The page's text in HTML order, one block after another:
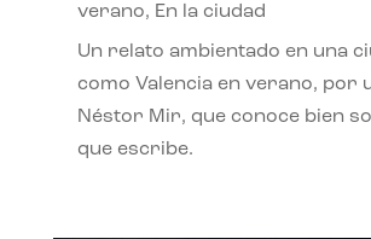
verano, En la ciudad
Un relato ambientado en una
como Valencia en verano, por
Néstor Mir, que conoce bien
que escribe.